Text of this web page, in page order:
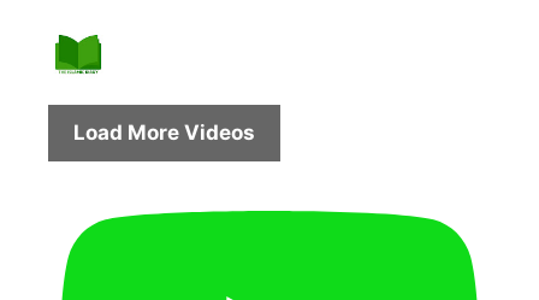
Load More Videos